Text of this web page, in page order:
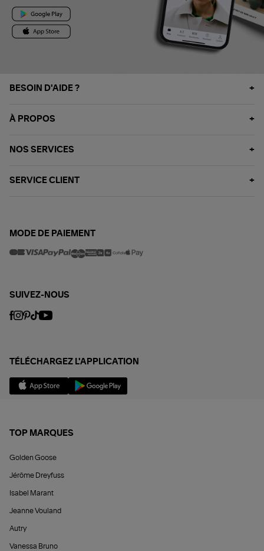
BESOIN D'AIDE ?
À PROPOS
NOS SERVICES
SERVICE CLIENT
MODE DE PAIEMENT
SUIVEZ-NOUS
TÉLÉCHARGEZ L'APPLICATION
TOP MARQUES
Golden Goose
Jérôme Dreyfuss
Isabel Marant
Jeanne Vouland
Autry
Vanessa Bruno